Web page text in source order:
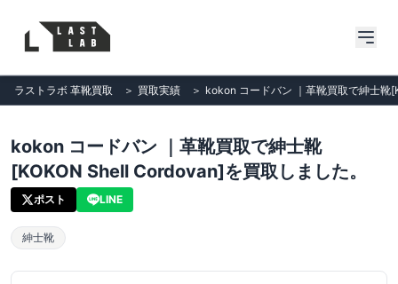
ラストラボ 革靴買取 ＞ 買取実績 ＞ kokon コードバン ｜革靴買取で紳士
kokon コードバン ｜革靴買取で紳士靴
[KOKON Shell Cordovan]を買取しました。
ポスト LINE
紳士靴